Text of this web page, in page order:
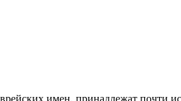
имен, принадлежат почти